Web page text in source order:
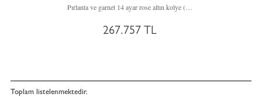
Pırlanta ve garnet 14 ayar rose altın kolye (1.5 karat, 40 cm altın rolo zincir)
267.757 TL
Toplam listelenmektedir.